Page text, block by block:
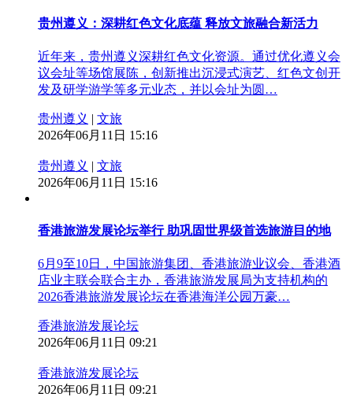
贵州遵义：深耕红色文化底蕴 释放文旅融合新活力
近年来，贵州遵义深耕红色文化资源。通过优化遵义会
议会址等场馆展陈，创新推出沉浸式演艺、红色文创开
发及研学游学等多元业态，并以会址为圆…
贵州遵义 | 文旅
2026年06月11日 15:16
贵州遵义 | 文旅
2026年06月11日 15:16
香港旅游发展论坛举行 助巩固世界级首选旅游目的地
6月9至10日，中国旅游集团、香港旅游业议会、香港酒
店业主联会联合主办，香港旅游发展局为支持机构的
2026香港旅游发展论坛在香港海洋公园万豪…
香港旅游发展论坛
2026年06月11日 09:21
香港旅游发展论坛
2026年06月11日 09:21